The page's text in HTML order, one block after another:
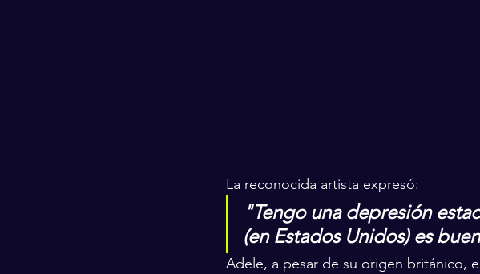
La reconocida artista expresó:
"Tengo una depresión
(en Estados Unidos) es
Adele, a pesar de su origen británico,